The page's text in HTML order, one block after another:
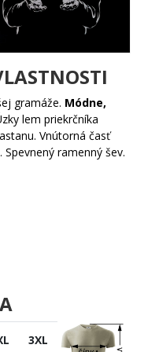
„six seven" a smeje sa
internetových mémov,
vtip na vonkajšej strane
nie len s
histórie pri sebe. Pridaj
67. 🌟
gramáže. Módne,
lem priekrčníka
Vnútorná časť
ramenný šev.
3XL